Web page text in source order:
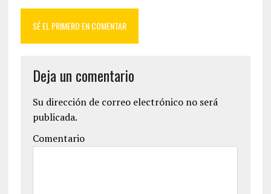
SÉ EL PRIMERO EN COMENTAR
Deja un comentario
Su dirección de correo electrónico no será
publicada.
Comentario